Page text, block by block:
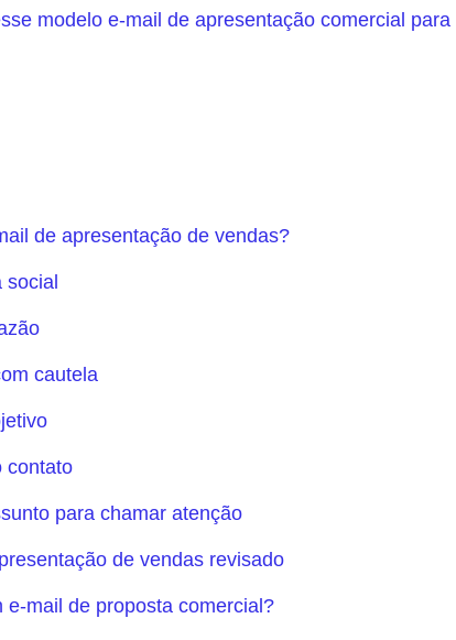
modelo e-mail de apresentação comercial para
de apresentação de vendas?
social
cautela
contato
para chamar atenção
de vendas revisado
e-mail de proposta comercial?